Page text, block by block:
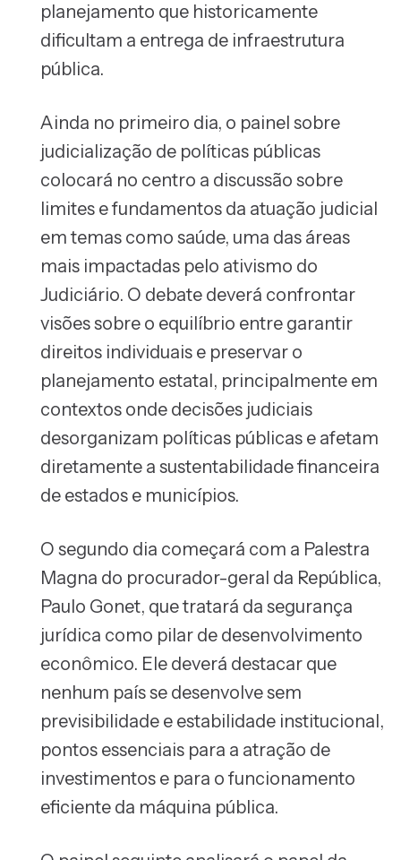
planejamento que historicamente
dificultam a entrega de infraestrutura
pública.
Ainda no primeiro dia, o painel sobre
judicialização de políticas públicas
colocará no centro a discussão sobre
limites e fundamentos da atuação judicial
em temas como saúde, uma das áreas
mais impactadas pelo ativismo do
Judiciário. O debate deverá confrontar
visões sobre o equilíbrio entre garantir
direitos individuais e preservar o
planejamento estatal, principalmente em
contextos onde decisões judiciais
desorganizam políticas públicas e afetam
diretamente a sustentabilidade financeira
de estados e municípios.
O segundo dia começará com a Palestra
Magna do procurador-geral da República,
Paulo Gonet, que tratará da segurança
jurídica como pilar de desenvolvimento
econômico. Ele deverá destacar que
nenhum país se desenvolve sem
previsibilidade e estabilidade institucional,
pontos essenciais para a atração de
investimentos e para o funcionamento
eficiente da máquina pública.